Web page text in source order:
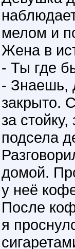
мелом и
Жена в
- Ты где
- Знаешь,
закрыто.
за
подсела
домой.
у неё
После
я